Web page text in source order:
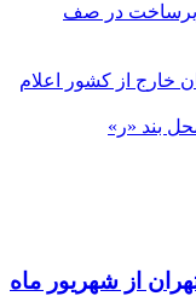
زیرساخت در صف
بند «ر»
از شهریور ماه